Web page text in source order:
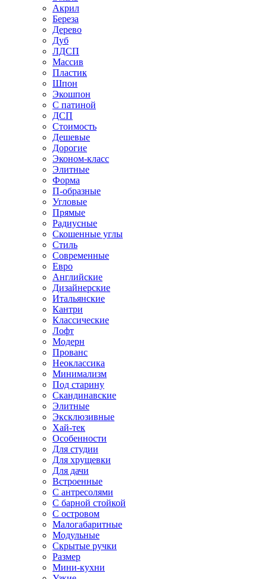
Акрил
Береза
Дерево
Дуб
ЛДСП
Массив
Пластик
Шпон
Экошпон
С патиной
ДСП
Стоимость
Дешевые
Дорогие
Эконом-класс
Элитные
Форма
П-образные
Угловые
Прямые
Радиусные
Скошенные углы
Стиль
Современные
Евро
Английские
Дизайнерские
Итальянские
Кантри
Классические
Лофт
Модерн
Прованс
Неоклассика
Минимализм
Под старину
Скандинавские
Элитные
Эксклюзивные
Хай-тек
Особенности
Для студии
Для хрущевки
Для дачи
Встроенные
С антресолями
С барной стойкой
С островом
Малогабаритные
Модульные
Скрытые ручки
Размер
Мини-кухни